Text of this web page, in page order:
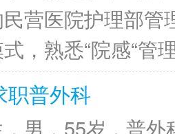
营医院护理部管
，熟悉“院感“管
职普外科
男，55岁，普